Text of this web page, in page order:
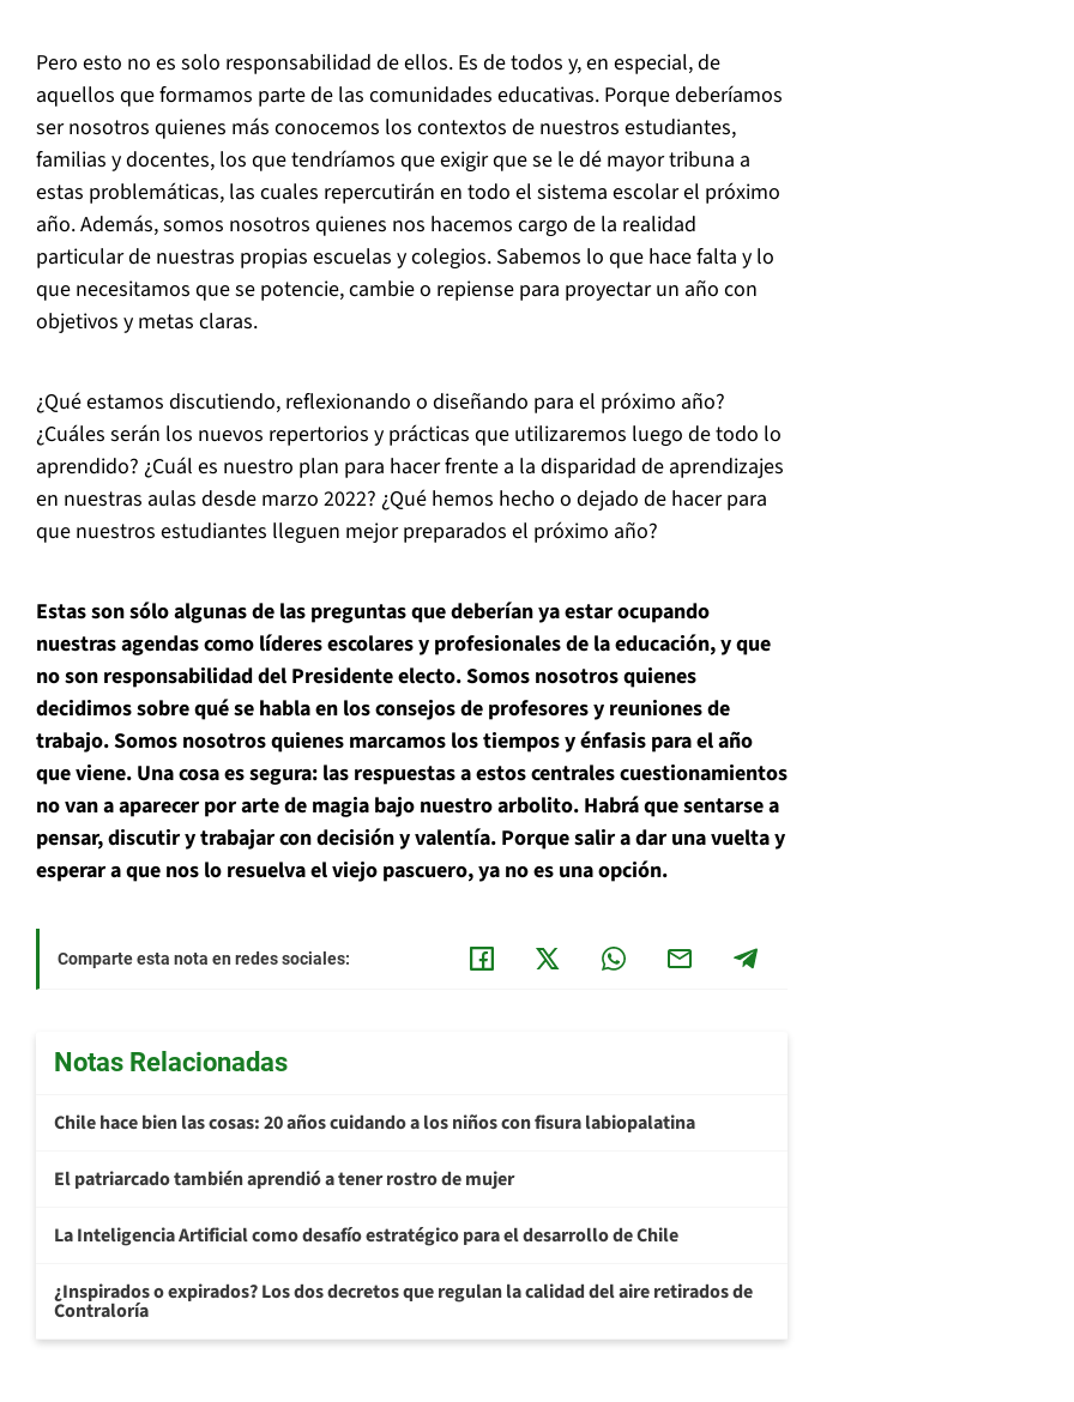
Pero esto no es solo responsabilidad de ellos. Es de todos y, en especial, de
aquellos que formamos parte de las comunidades educativas. Porque deberíamos
ser nosotros quienes más conocemos los contextos de nuestros estudiantes,
familias y docentes, los que tendríamos que exigir que se le dé mayor tribuna a
estas problemáticas, las cuales repercutirán en todo el sistema escolar el próximo
año. Además, somos nosotros quienes nos hacemos cargo de la realidad
particular de nuestras propias escuelas y colegios. Sabemos lo que hace falta y lo
que necesitamos que se potencie, cambie o repiense para proyectar un año con
objetivos y metas claras.
¿Qué estamos discutiendo, reflexionando o diseñando para el próximo año?
¿Cuáles serán los nuevos repertorios y prácticas que utilizaremos luego de todo lo
aprendido? ¿Cuál es nuestro plan para hacer frente a la disparidad de aprendizajes
en nuestras aulas desde marzo 2022? ¿Qué hemos hecho o dejado de hacer para
que nuestros estudiantes lleguen mejor preparados el próximo año?
Estas son sólo algunas de las preguntas que deberían ya estar ocupando
nuestras agendas como líderes escolares y profesionales de la educación, y que
no son responsabilidad del Presidente electo. Somos nosotros quienes
decidimos sobre qué se habla en los consejos de profesores y reuniones de
trabajo. Somos nosotros quienes marcamos los tiempos y énfasis para el año
que viene. Una cosa es segura: las respuestas a estos centrales cuestionamientos
no van a aparecer por arte de magia bajo nuestro arbolito. Habrá que sentarse a
pensar, discutir y trabajar con decisión y valentía. Porque salir a dar una vuelta y
esperar a que nos lo resuelva el viejo pascuero, ya no es una opción.
Comparte esta nota en redes sociales:
Notas Relacionadas
Chile hace bien las cosas: 20 años cuidando a los niños con fisura labiopalatina
El patriarcado también aprendió a tener rostro de mujer
La Inteligencia Artificial como desafío estratégico para el desarrollo de Chile
¿Inspirados o expirados? Los dos decretos que regulan la calidad del aire retirados de
Contraloría